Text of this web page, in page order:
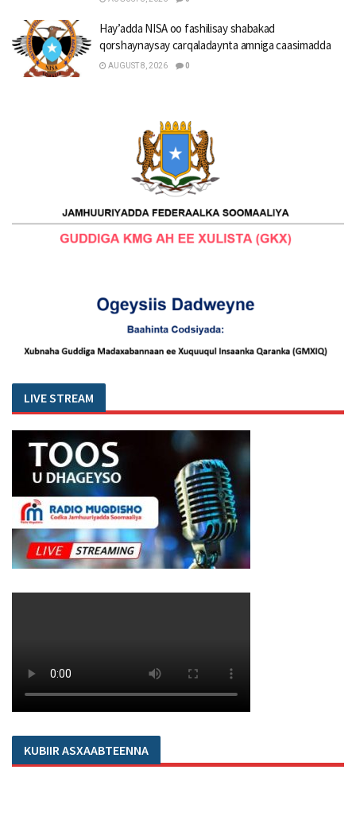
Hay’adda NISA oo fashilisay shabakad
qorshaynaysay carqaladaynta amniga caasimadda
AUGUST 8, 2026 0
LIVE STREAM
KUBIIR ASXAABTEENNA